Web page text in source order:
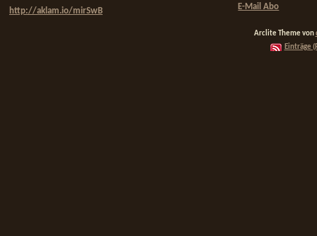
http://aklam.io/mirSwB
E-Mail Abo
Arclite Theme von
Einträge